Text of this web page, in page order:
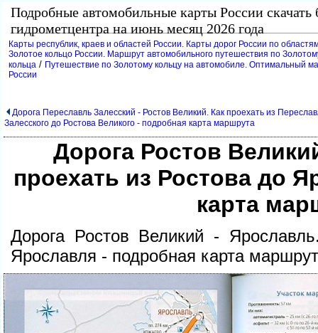
Подробные автомобильные карты России скачать
идрометцентра на июнь месяц 2026 года
Карты республик, краев и областей России. Карты дорог России по
Золотое кольцо России. Маршрут автомобильного путешествия по
кольца / Путешествие по Золотому кольцу на автомобиле. Оптимальный
России
Дорога Переславль Залесский - Ростов Великий. Как проехать из
Залесского до Ростова Великого - подробная карта маршрута
Дорога Ростов
проехать из Ростова до
карта
Дорога Ростов Великий -
Ярославля - подробная карта